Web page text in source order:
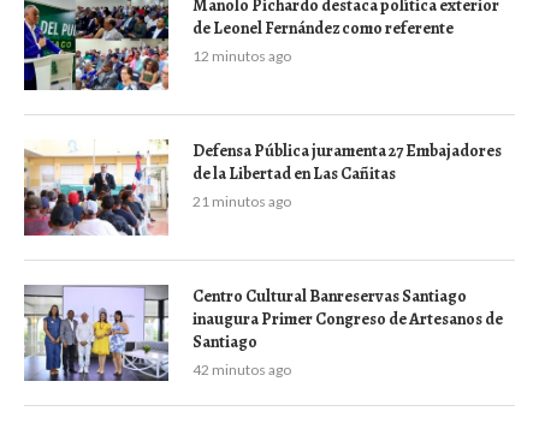
Manolo Pichardo destaca política exterior
de Leonel Fernández como referente
12 minutos ago
Defensa Pública juramenta 27 Embajadores
de la Libertad en Las Cañitas
21 minutos ago
Centro Cultural Banreservas Santiago
inaugura Primer Congreso de Artesanos de
Santiago
42 minutos ago